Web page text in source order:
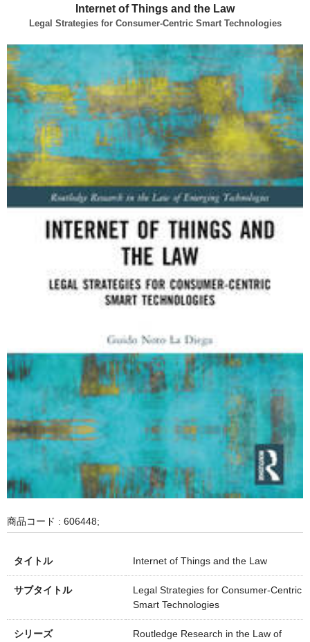
Internet of Things and the Law
Legal Strategies for Consumer-Centric Smart Technologies
商品コード : 606448;
タイトル Internet of Things and the Law
サブタイトル
Legal Strategies for Consumer-Centric
Smart Technologies
シリーズ
Routledge Research in the Law of